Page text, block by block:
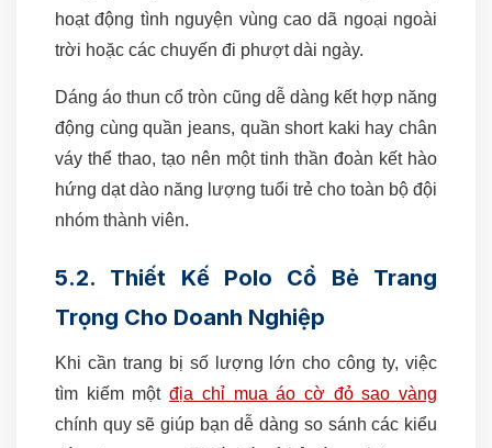
hoạt động tình nguyện vùng cao dã ngoại ngoài
trời hoặc các chuyến đi phượt dài ngày.
Dáng áo thun cổ tròn cũng dễ dàng kết hợp năng
động cùng quần jeans, quần short kaki hay chân
váy thể thao, tạo nên một tinh thần đoàn kết hào
hứng dạt dào năng lượng tuổi trẻ cho toàn bộ đội
nhóm thành viên.
5.2. Thiết Kế Polo Cổ Bẻ Trang
Trọng Cho Doanh Nghiệp
Khi cần trang bị số lượng lớn cho công ty, việc
tìm kiếm mộtđịa chỉ mua áo cờ đỏ sao vàng
chính quy sẽ giúp bạn dễ dàng so sánh các kiểu